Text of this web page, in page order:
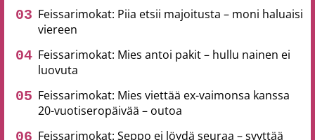
Feissarimokat: Piia etsii majoitusta – moni haluaisi
viereen
Feissarimokat: Mies antoi pakit – hullu nainen ei
luovuta
Feissarimokat: Mies viettää ex-vaimonsa kanssa
20-vuotiseropäivää – outoa
Feissarimokat: Seppo ei löydä seuraa – syyttää